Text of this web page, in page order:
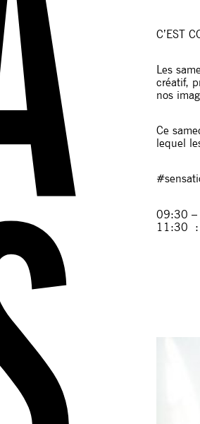
C’EST
Les
créatif,
nos
Ce
lequel
09:30
11:30 :